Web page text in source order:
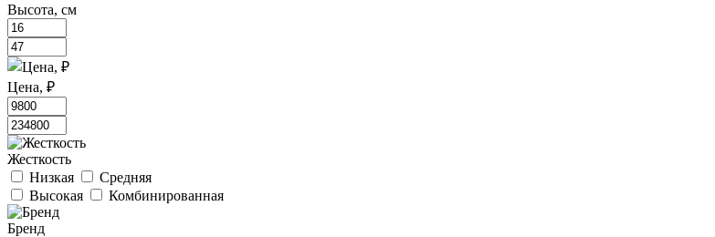
Высота, см
Цена, ₽
Жесткость
Низкая
Средняя
Высокая
Комбинированная
Бренд